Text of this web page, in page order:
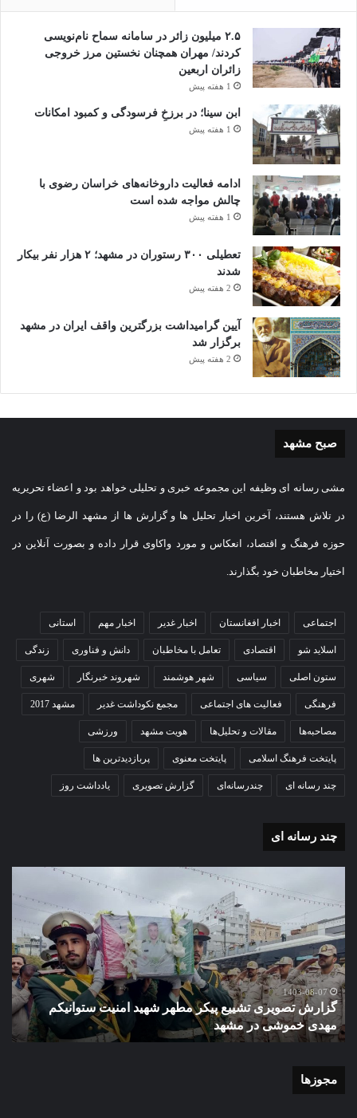
۲.۵ میلیون زائر در سامانه سماح نام‌نویسی
کردند/ مهران همچنان نخستین مرز خروجی
زائران اربعین
1 هفته پیش
ابن سینا؛ در برزخِ فرسودگی و کمبود امکانات
1 هفته پیش
ادامه فعالیت داروخانه‌های خراسان رضوی با
چالش مواجه شده است
1 هفته پیش
تعطیلی ۳۰۰ رستوران در مشهد؛ ۲ هزار نفر بیکار
شدند
2 هفته پیش
آیین گرامیداشت بزرگترین واقف ایران در مشهد
برگزار شد
2 هفته پیش
صبح مشهد
مشی رسانه ای وظیفه این مجموعه خبری و تحلیلی خواهد بود و اعضاء تحریریه
در تلاش هستند، آخرین اخبار تحلیل ها و گزارش ها از مشهد الرضا (ع) را در
حوزه فرهنگ و اقتصاد، انعکاس و مورد واکاوی قرار داده و بصورت آنلاین در
اختیار مخاطبان خود بگذارند.
اجتماعی اخبار افغانستان اخبار غدیر اخبار مهم استانی
اسلاید شو اقتصادی تعامل با مخاطبان دانش و فناوری زندگی
ستون اصلی سیاسی شهر هوشمند شهروند خبرنگار شهری
فرهنگی فعالیت های اجتماعی مجمع نکوداشت غدیر مشهد 2017
مصاحبه‌ها مقالات و تحلیل‌ها هویت مشهد ورزشی
پایتخت فرهنگ اسلامی پایتخت معنوی پربازدیدترین ها
چند رسانه ای چندرسانه‌ای گزارش تصویری یادداشت روز
چند رسانه ای
تشییع
پیکر
مطهر
شهید
امنیت
ستوانیکم
مهدی
خموشی
در
1403-08-07
گزارش تصویری تشییع پیکر مطهر شهید امنیت ستوانیکم
مهدی خموشی در مشهد
با
مجوزها